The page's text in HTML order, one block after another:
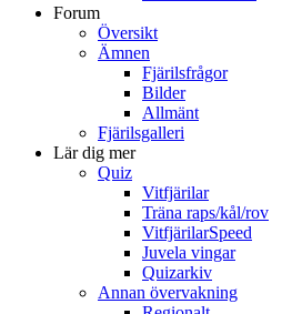
Forum
Översikt
Ämnen
Fjärilsfrågor
Bilder
Allmänt
Fjärilsgalleri
Lär dig mer
Quiz
Vitfjärilar
Träna raps/kål/rov
VitfjärilarSpeed
Juvela vingar
Quizarkiv
Annan övervakning